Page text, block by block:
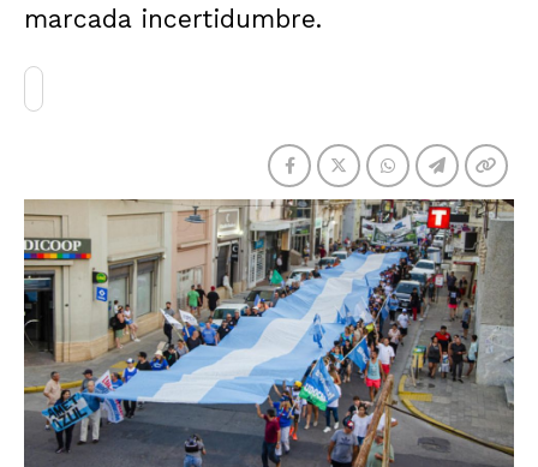
marcada incertidumbre.